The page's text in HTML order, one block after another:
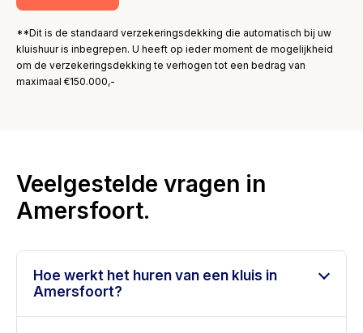
**Dit is de standaard verzekeringsdekking die automatisch bij uw
kluishuur is inbegrepen. U heeft op ieder moment de mogelijkheid
om de verzekeringsdekking te verhogen tot een bedrag van
maximaal €150.000,-
Veelgestelde vragen in
Amersfoort.
Hoe werkt het huren van een kluis in
Amersfoort?